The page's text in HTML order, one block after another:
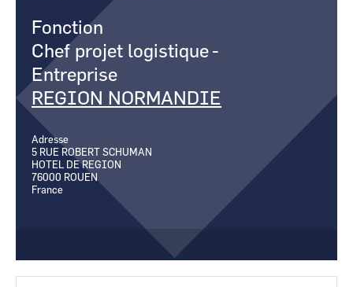
Pays de la Loire
CCI Business
Pays de la Loire
Fonction
Chef projet logistique -
Entreprise
REGION NORMANDIE
Adresse
5 RUE ROBERT SCHUMAN
HOTEL DE REGION
76000 ROUEN
France